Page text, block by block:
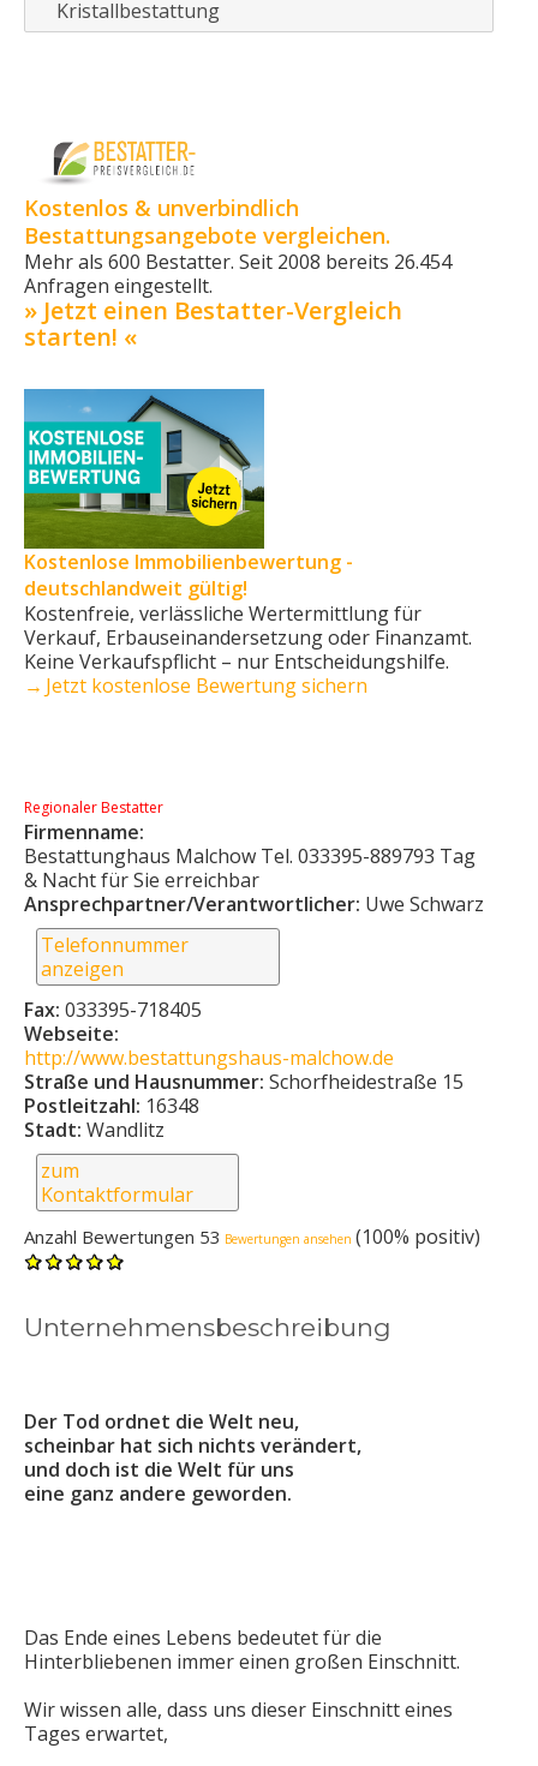
Kristallbestattung
Kostenlos & unverbindlich
Bestattungsangebote vergleichen.
Mehr als 600 Bestatter. Seit 2008 bereits 26.454
Anfragen eingestellt.
» Jetzt einen Bestatter-Vergleich
starten! «
Kostenlose Immobilienbewertung -
deutschlandweit gültig!
Kostenfreie, verlässliche Wertermittlung für
Verkauf, Erbauseinandersetzung oder Finanzamt.
Keine Verkaufs­pflicht – nur Entscheidungshilfe.
→ Jetzt kostenlose Bewertung sichern
Regionaler Bestatter
Firmenname:
Bestattunghaus Malchow Tel. 033395-889793 Tag
& Nacht für Sie erreichbar
Ansprechpartner/Verantwortlicher: Uwe Schwarz
Telefonnummer
anzeigen
Fax: 033395-718405
Webseite:
http://www.bestattungshaus-malchow.de
Straße und Hausnummer: Schorfheidestraße 15
Postleitzahl: 16348
Stadt: Wandlitz
zum
Kontaktformular
Anzahl Bewertungen 53 Bewertungen ansehen (100% positiv)
Unternehmensbeschreibung
Der Tod ordnet die Welt neu,
scheinbar hat sich nichts verändert,
und doch ist die Welt für uns
eine ganz andere geworden.
Das Ende eines Lebens bedeutet für die
Hinterbliebenen immer einen großen Einschnitt.
Wir wissen alle, dass uns dieser Einschnitt eines
Tages erwartet,